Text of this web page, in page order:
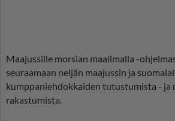
Maajussille morsian maailmalla -
seuraamaan neljän maajussin ja
kumppaniehdokkaiden tutustumista - ja
rakastumista.